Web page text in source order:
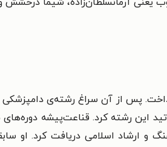
به تحصیل پرداخت. پس از آن سراغ رشته‌ی
این رشته کرد. قناعت‌پیشه
مدرک گویندگی را از وزارت فرهنگ و ارشاد اسلامی